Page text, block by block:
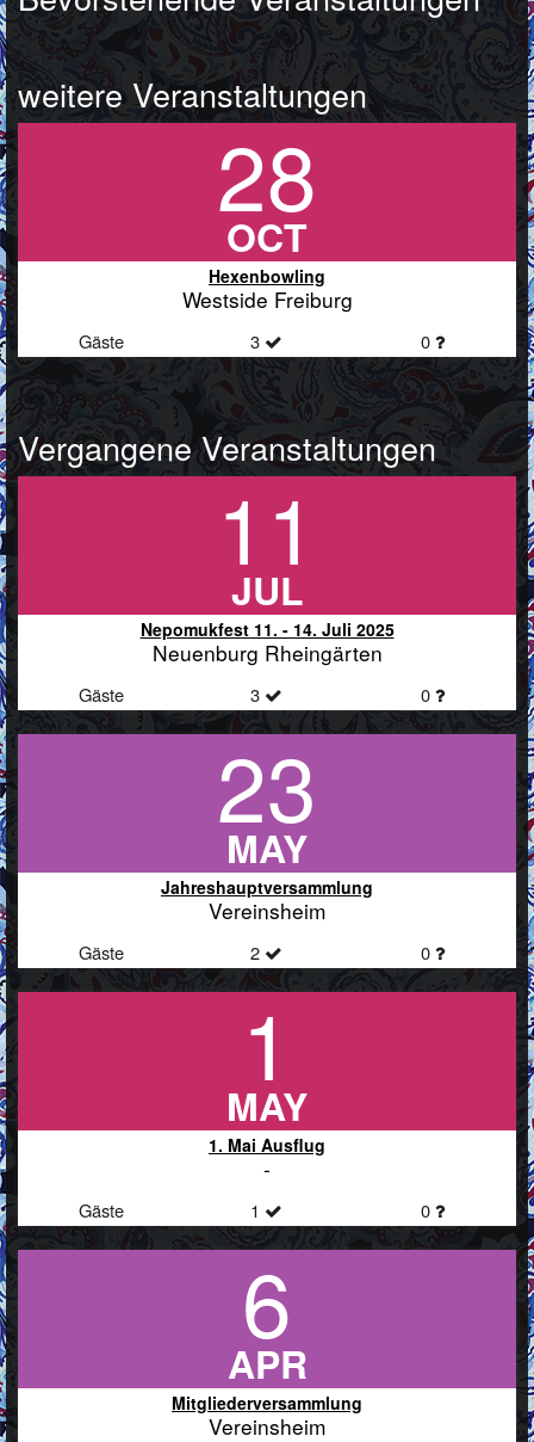
weitere Veranstaltungen
28
OCT
Hexenbowling
Westside Freiburg
Gäste 3 0
Vergangene Veranstaltungen
11
JUL
Nepomukfest 11. - 14. Juli 2025
Neuenburg Rheingärten
Gäste 3 0
23
MAY
Jahreshauptversammlung
Vereinsheim
Gäste 2 0
1
MAY
1. Mai Ausflug
-
Gäste 1 0
6
APR
Mitgliederversammlung
Vereinsheim